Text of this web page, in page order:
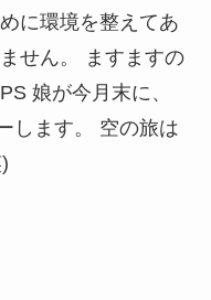
に環境を整えてあ
せん。 ますますの
娘が今月末に、
します。 空の旅は